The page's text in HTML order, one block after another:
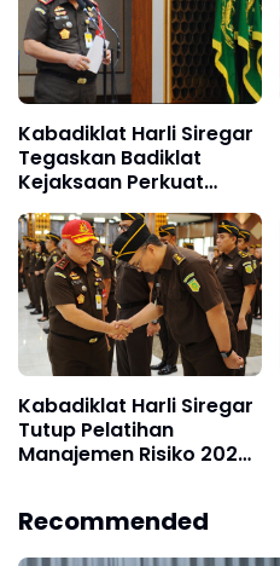
Kabadiklat Harli Siregar
Tegaskan Badiklat
Kejaksaan Perkuat
Kompetensi Jaksa
melalui Pelatihan
Implementasi KUHP dan
KUHAP Nasional
Kabadiklat Harli Siregar
Tutup Pelatihan
Manajemen Risiko 2026,
Seluruh Satker
Kejaksaan
Recommended